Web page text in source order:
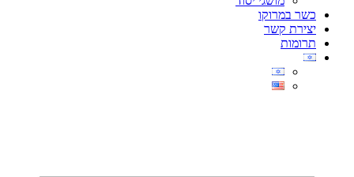
כשר במרוקו
יצירת קשר
תרומות